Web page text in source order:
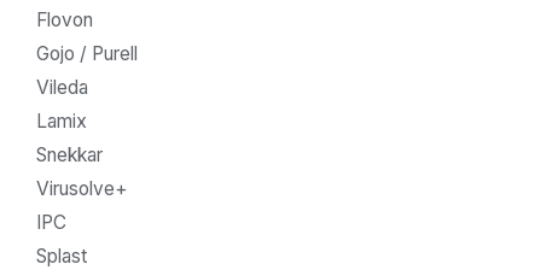
Flovon
Gojo / Purell
Vileda
Lamix
Snekkar
Virusolve+
IPC
Splast